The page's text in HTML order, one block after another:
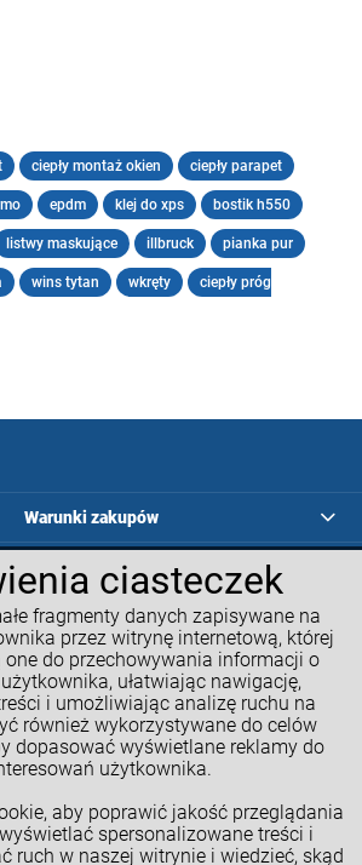
ciasteczek
fragmenty danych zapisywane na
przez witrynę internetową, której
one do przechowywania informacji o
ułatwiając nawigację,
i umożliwiając analizę ruchu na
również wykorzystywane do celów
dopasować wyświetlane reklamy do
użytkownika.
aby poprawić jakość przeglądania
spersonalizowane treści i
ruch w naszej witrynie i wiedzieć, skąd
ciepły montaż okien ciepły parapet
epdm klej do xps bostik h550
listwy maskujące illbruck pianka pur
wins tytan wkręty ciepły próg
Warunki zakupów
Programy lojalnościowe
Kalkulatory GM
Moje konto
Informacje o sklepie
NASZE SPOŁECZNOŚCI